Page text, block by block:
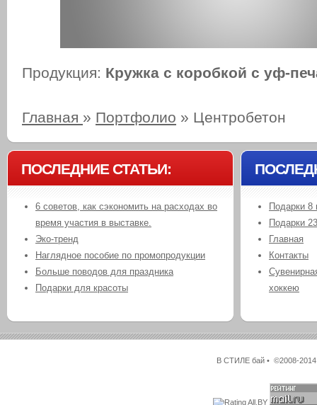
Продукция: Кружка с коробкой с уф-
Главная » Портфолио » Центробетон
ПОСЛЕДНИЕ СТАТЬИ:
6 советов, как сэкономить на расходах во
время участия в выставке.
Эко-тренд
Наглядное пособие по промопродукции
Больше поводов для праздника
Подарки для красоты
Подарки 8
Подарки
Главная
Контакты
хоккею
В СТИЛЕ бай • ©2008-